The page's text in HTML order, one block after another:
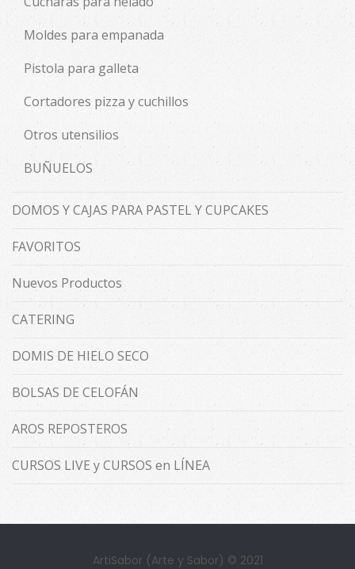
Moldes para empanada
Pistola para galleta
Cortadores pizza y cuchillos
Otros utensilios
BUÑUELOS
DOMOS Y CAJAS PARA PASTEL Y CUPCAKES
FAVORITOS
Nuevos Productos
CATERING
DOMIS DE HIELO SECO
BOLSAS DE CELOFÁN
AROS REPOSTEROS
CURSOS LIVE y CURSOS en LÍNEA
ArtiSabor (Arte y Sabor) © 2021